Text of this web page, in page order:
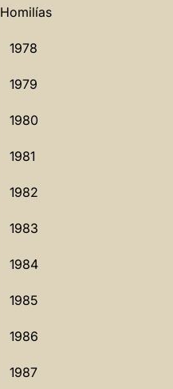
Homilías
1978
1979
1980
1981
1982
1983
1984
1985
1986
1987